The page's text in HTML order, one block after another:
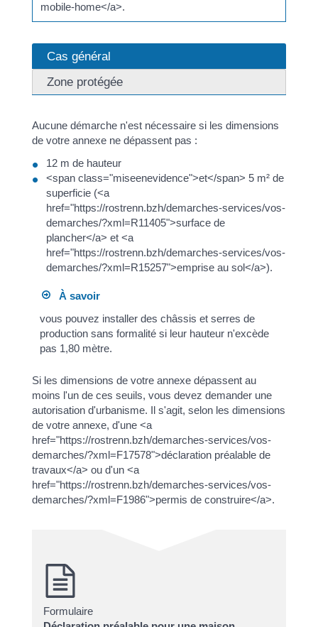
mobile-home</a>.
Cas général
Zone protégée
Aucune démarche n'est nécessaire si les dimensions
de votre annexe ne dépassent pas :
12 m de hauteur
<span class="miseenevidence">et</span> 5 m² de
superficie (<a
href="https://rostrenn.bzh/demarches-services/vos-
demarches/?xml=R11405">surface de
plancher</a> et <a
href="https://rostrenn.bzh/demarches-services/vos-
demarches/?xml=R15257">emprise au sol</a>).
À savoir
vous pouvez installer des châssis et serres de
production sans formalité si leur hauteur n'excède
pas 1,80 mètre.
Si les dimensions de votre annexe dépassent au
moins l'un de ces seuils, vous devez demander une
autorisation d'urbanisme. Il s'agit, selon les dimensions
de votre annexe, d'une <a
href="https://rostrenn.bzh/demarches-services/vos-
demarches/?xml=F17578">déclaration préalable de
travaux</a> ou d'un <a
href="https://rostrenn.bzh/demarches-services/vos-
demarches/?xml=F1986">permis de construire</a>.
Formulaire